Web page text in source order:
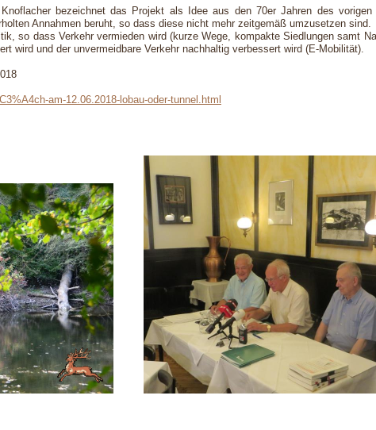
bezeichnet das Projekt als Idee aus den 70er Jahren des vorigen
Annahmen beruht, so dass diese nicht mehr zeitgemäß umzusetzen sind.
so dass Verkehr vermieden wird (kurze Wege, kompakte Siedlungen samt
wird und der unvermeidbare Verkehr nachhaltig verbessert wird (E-Mobilität).
am-12.06.2018-lobau-oder-tunnel.html